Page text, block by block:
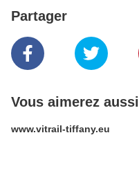
Partager
Vous aimerez aussi
www.vitrail-tiffany.eu